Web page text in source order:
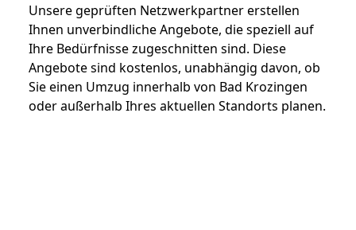
Unsere geprüften Netzwerkpartner erstellen
Ihnen unverbindliche Angebote, die speziell auf
Ihre Bedürfnisse zugeschnitten sind. Diese
Angebote sind kostenlos, unabhängig davon, ob
Sie einen Umzug innerhalb von Bad Krozingen
oder außerhalb Ihres aktuellen Standorts planen.